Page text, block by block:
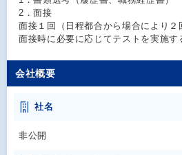
2．面接
面接１回（日程都合から場合により２
面接時に必要に応じてテストを実施す
会社概要
社名
非公開